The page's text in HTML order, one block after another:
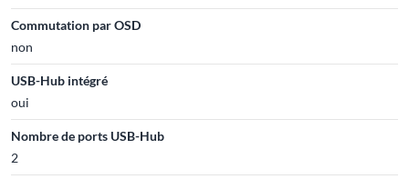
Commutation par OSD
non
USB-Hub intégré
oui
Nombre de ports USB-Hub
2